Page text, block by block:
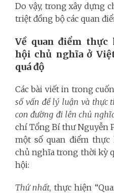
Do vậy, trong xây dựng
triệt đồng bộ các quan
Về quan điểm
hội chủ nghĩa ở
quá độ
Các bài viết in trong
số vấn đề lý luận và thực
con đường đi lên chủ
chí Tổng Bí thư Nguyễn
một số quan điểm
chủ nghĩa trong thời kỳ
hội:
Thứ nhất, thực hiện